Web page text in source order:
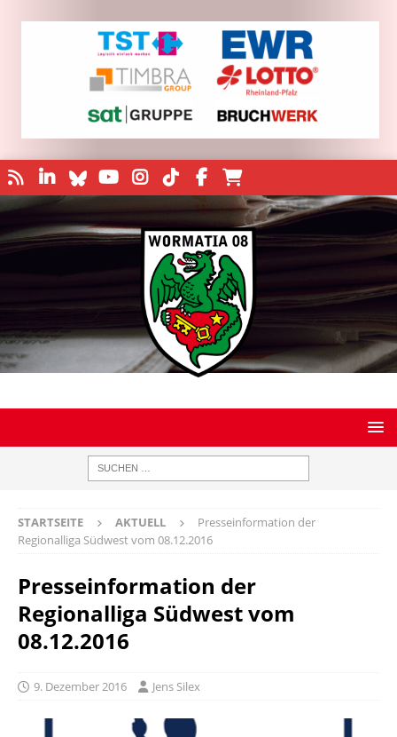
STARTSEITE AKTUELL
Presseinformation der
Regionalliga Südwest vom 08.12.2016
Presseinformation der
Regionalliga Südwest vom
08.12.2016
9. Dezember 2016 Jens Silex